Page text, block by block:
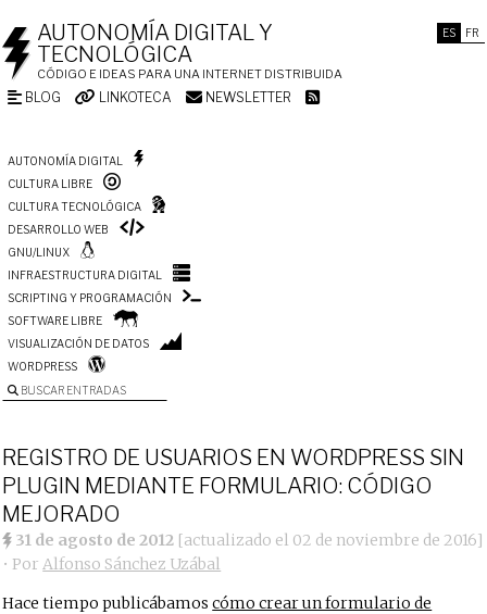
ES FR
AUTONOMÍA DIGITAL Y
TECNOLÓGICA
CÓDIGO E IDEAS PARA UNA INTERNET DISTRIBUIDA
BLOG LINKOTECA NEWSLETTER
AUTONOMÍA DIGITAL
CULTURA LIBRE
CULTURA TECNOLÓGICA
DESARROLLO WEB
GNU/LINUX
INFRAESTRUCTURA DIGITAL
SCRIPTING Y PROGRAMACIÓN
SOFTWARE LIBRE
VISUALIZACIÓN DE DATOS
WORDPRESS
BUSCAR ENTRADAS
REGISTRO DE USUARIOS EN WORDPRESS SIN
PLUGIN MEDIANTE FORMULARIO: CÓDIGO
MEJORADO
31 de agosto de 2012 [actualizado el 02 de noviembre de 2016]
• PorAlfonso Sánchez Uzábal
Hace tiempo publicábamoscómo crear un formulario de